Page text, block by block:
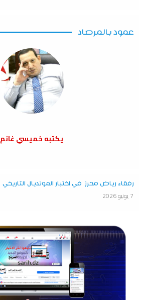
عمود بالمرصاد
يكتبه خميسي غانم
رفقاء رياض محرز في اختبار المونديال التاريخي
7 يونيو 2026